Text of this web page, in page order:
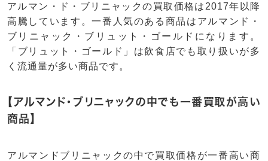
アルマン・ド・ブリニャックの買取価格は2017年以降
高騰しています。一番人気のある商品はアルマンド・
ブリニャック・ブリュット・ゴールドになります。
「ブリュット・ゴールド」は飲食店でも取り扱いが多
く流通量が多い商品です。
【アルマンド・ブリニャックの中でも一番買取が高い
商品】
アルマンドブリニャックの中で買取価格が一番高い商